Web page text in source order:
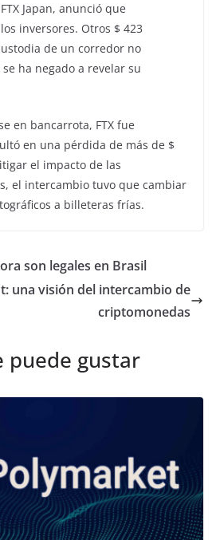
Japan, anunció que
inversores. Otros $ 423
de un corredor no
ha negado a revelar su
en bancarrota, FTX fue
en una pérdida de más de $
el impacto de las
el intercambio tuvo que cambiar
a billeteras frías.
son legales en Brasil
una visión del intercambio de
criptomonedas
puede gustar